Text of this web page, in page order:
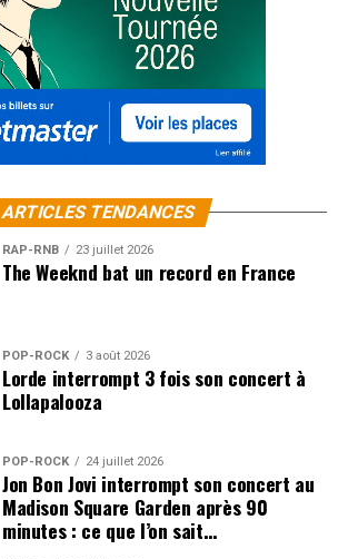
ARTICLES TENDANCES
RAP-RNB 23 juillet 2026
The Weeknd bat un record en France
POP-ROCK 3 août 2026
Lorde interrompt 3 fois son concert à
Lollapalooza
POP-ROCK 24 juillet 2026
Jon Bon Jovi interrompt son concert au
Madison Square Garden après 90
minutes : ce que l’on sait…